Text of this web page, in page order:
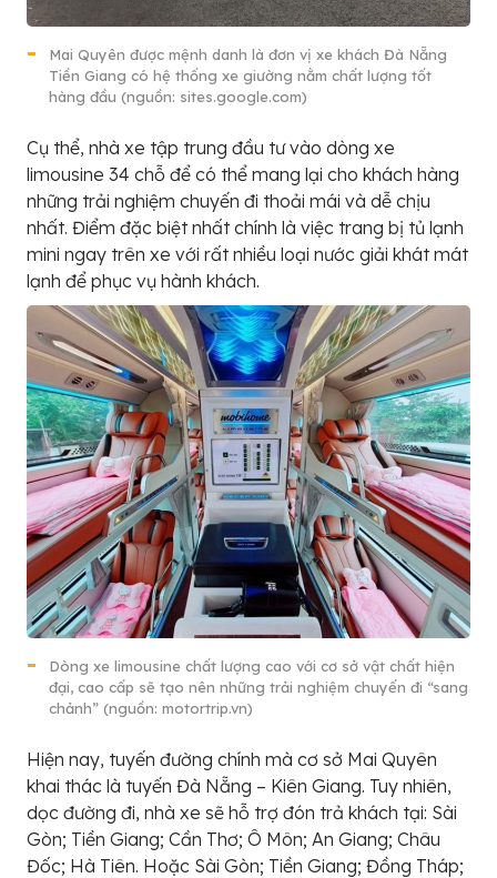
Mai Quyên được mệnh danh là đơn vị xe khách Đà Nẵng
Tiền Giang có hệ thống xe giường nằm chất lượng tốt
hàng đầu (nguồn: sites.google.com)
Cụ thể, nhà xe tập trung đầu tư vào dòng xe
limousine 34 chỗ để có thể mang lại cho khách hàng
những trải nghiệm chuyến đi thoải mái và dễ chịu
nhất. Điểm đặc biệt nhất chính là việc trang bị tủ lạnh
mini ngay trên xe với rất nhiều loại nước giải khát mát
lạnh để phục vụ hành khách.
Dòng xe limousine chất lượng cao với cơ sở vật chất hiện
đại, cao cấp sẽ tạo nên những trải nghiệm chuyến đi “sang
chảnh” (nguồn: motortrip.vn)
Hiện nay, tuyến đường chính mà cơ sở Mai Quyên
khai thác là tuyến Đà Nẵng – Kiên Giang. Tuy nhiên,
dọc đường đi, nhà xe sẽ hỗ trợ đón trả khách tại: Sài
Gòn; Tiền Giang; Cần Thơ; Ô Môn; An Giang; Châu
Đốc; Hà Tiên. Hoặc Sài Gòn; Tiền Giang; Đồng Tháp;